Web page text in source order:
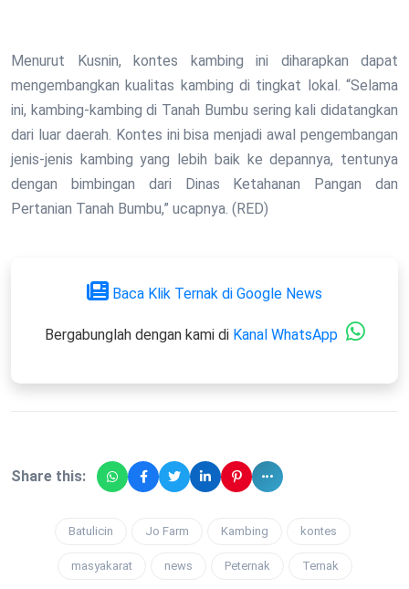
Menurut Kusnin, kontes kambing ini diharapkan dapat
mengembangkan kualitas kambing di tingkat lokal. “Selama
ini, kambing-kambing di Tanah Bumbu sering kali didatangkan
dari luar daerah. Kontes ini bisa menjadi awal pengembangan
jenis-jenis kambing yang lebih baik ke depannya, tentunya
dengan bimbingan dari Dinas Ketahanan Pangan dan
Pertanian Tanah Bumbu,” ucapnya. (RED)
Baca Klik Ternak di Google News
Bergabunglah dengan kami di Kanal WhatsApp
Share this:
Batulicin Jo Farm Kambing kontes
masyakarat news Peternak Ternak